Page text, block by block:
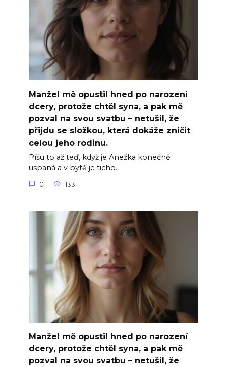
Manžel mě opustil hned po narození
dcery, protože chtěl syna, a pak mě
pozval na svou svatbu – netušil, že
přijdu se složkou, která dokáže zničit
celou jeho rodinu.
Píšu to až teď, když je Anežka konečně
uspaná a v bytě je ticho.
0 133
Manžel mě opustil hned po narození
dcery, protože chtěl syna, a pak mě
pozval na svou svatbu – netušil, že